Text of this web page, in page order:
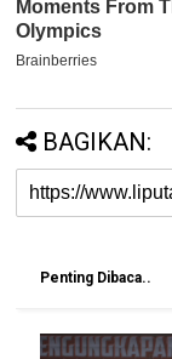
BAGIKAN:
Penting Dibaca..